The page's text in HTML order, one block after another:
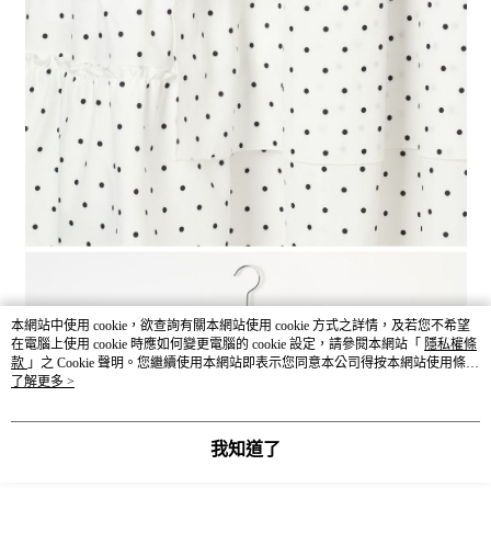
本網站中使用 cookie，欲查詢有關本網站使用 cookie 方式之詳情，及若您不希望
在電腦上使用 cookie 時應如何變更電腦的 cookie 設定，請參閱本網站「 隱私權條
款 」之 Cookie 聲明。您繼續使用本網站即表示您同意本公司得按本網站使用條款
之 Cookie 聲明使用 cookie。
了解更多 >
我知道了